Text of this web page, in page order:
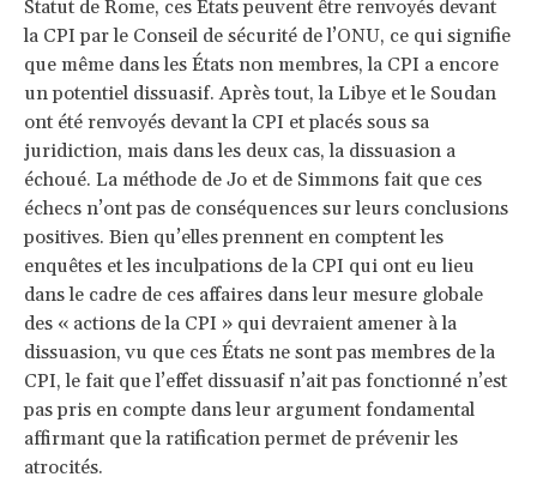
Statut de Rome, ces États peuvent être renvoyés devant
la CPI par le Conseil de sécurité de l’ONU, ce qui signifie
que même dans les États non membres, la CPI a encore
un potentiel dissuasif. Après tout, la Libye et le Soudan
ont été renvoyés devant la CPI et placés sous sa
juridiction, mais dans les deux cas, la dissuasion a
échoué. La méthode de Jo et de Simmons fait que ces
échecs n’ont pas de conséquences sur leurs conclusions
positives. Bien qu’elles prennent en comptent les
enquêtes et les inculpations de la CPI qui ont eu lieu
dans le cadre de ces affaires dans leur mesure globale
des « actions de la CPI » qui devraient amener à la
dissuasion, vu que ces États ne sont pas membres de la
CPI, le fait que l’effet dissuasif n’ait pas fonctionné n’est
pas pris en compte dans leur argument fondamental
affirmant que la ratification permet de prévenir les
atrocités.